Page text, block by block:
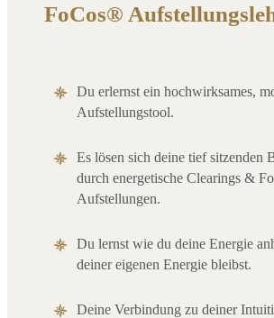
FoCos®
Du erlernst ein hochwirksames,
Aufstellungstool.
Es lösen sich deine tief sitzenden
durch energetische Clearings &
Aufstellungen.
Du lernst wie du deine Energie
deiner eigenen Energie bleibst.
Deine Verbindung zu deiner